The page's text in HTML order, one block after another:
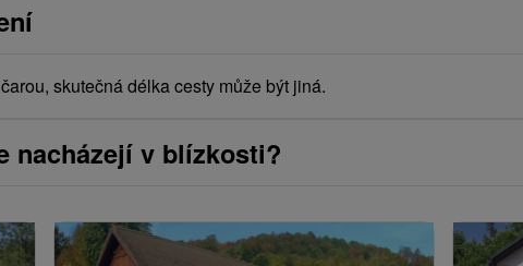
skutečná délka cesty může být jiná.
nacházejí v blízkosti?